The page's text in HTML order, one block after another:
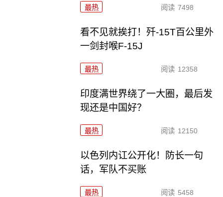
最热 阅读 7498
看不见就挨打！歼-15T百公里外
一剑封喉F-15J
最热 阅读 12358
印度满世界绕了一大圈，最后发
现还是中国好？
最热 阅读 12150
以色列内讧公开化！防长一句
话，军队不买账
最热 阅读 5458